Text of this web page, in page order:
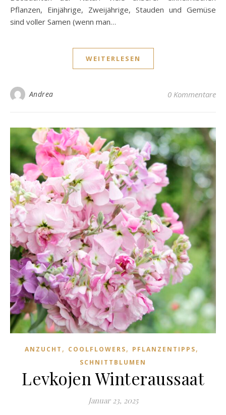
Pflanzen, Einjährige, Zweijährige, Stauden und Gemüse
sind voller Samen (wenn man…
WEITERLESEN
Andrea 0 Kommentare
ANZUCHT , COOLFLOWERS, PFLANZENTIPPS,
SCHNITTBLUMEN
Levkojen Winteraussaat
Januar 23, 2025